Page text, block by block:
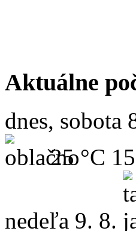
Aktuálne
dnes, sobota
25 °C
nedeľa 9. 8.